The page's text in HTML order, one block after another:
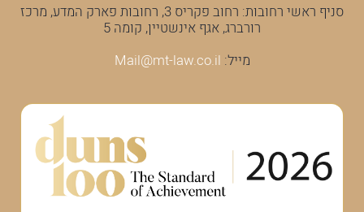
סניף ראשי רחובות: רחוב פקריס 3, רחובות פארק המדע, מרכז
רורברג, אגף אינשטיין, קומה 5
מייל: Mail@mt-law.co.il